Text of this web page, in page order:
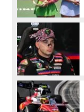
TENIS
MOTOGP